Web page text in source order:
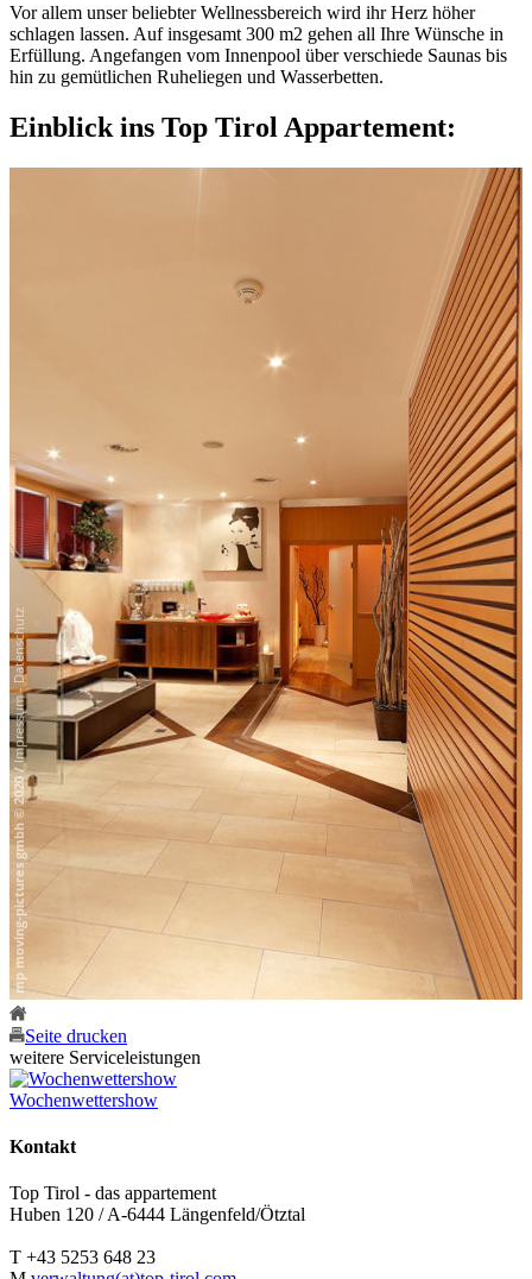
Vor allem unser beliebter Wellnessbereich wird ihr Herz höher
schlagen lassen. Auf insgesamt 300 m2 gehen all Ihre Wünsche in
Erfüllung. Angefangen vom Innenpool über verschiede Saunas bis
hin zu gemütlichen Ruheliegen und Wasserbetten.
Einblick ins Top Tirol Appartement:
Seite drucken
weitere Serviceleistungen
Wochenwettershow
Kontakt
Top Tirol - das appartement
Huben 120 / A-6444 Längenfeld/Ötztal
T +43 5253 648 23